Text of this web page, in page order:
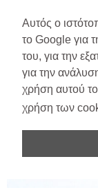
Αυτός ο
το Google για
του, για την
για την
χρήση αυτού
χρήση των